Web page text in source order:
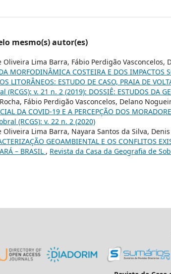
mesmo(s) autor(es)
Lima Barra, Fábio Perdigão Vasconcelos,
MORFODINÂMICA COSTEIRA E DOS IMPACTOS
LITORÂNEOS: ESTUDO DE CASO, PRAIA DE
v. 21 n. 2 (2019): DOSSIÊ: ESTUDOS DA
Fábio Perdigão Vasconcelos, Delano
DA COVID-19 E A PERCEPÇÃO DOS
(RCGS): v. 22 n. 2 (2020)
Oliveira Lima Barra, Nayara Santos da Silva,
GEOAMBIENTAL E OS CONFLITOS
– BRASIL , Revista da Casa da Geografia de